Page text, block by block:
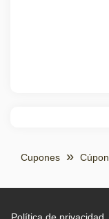
Cupones